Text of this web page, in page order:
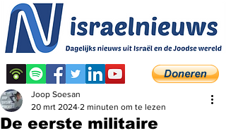
De eerste militaire
Joop Soesan
20 mrt 2024 2 minuten om te lezen